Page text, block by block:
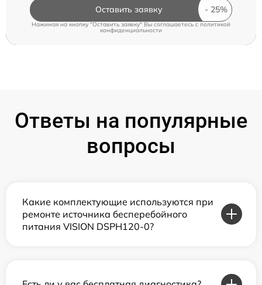
Оставить заявку
Нажимая на кнопку "Оставить заявку" Вы соглашаетесь cполитикой
конфиденциальности
Ответы на популярные
вопросы
Какие комплектующие используются при
ремонте источника бесперебойного
питания VISION DSPH120-0?